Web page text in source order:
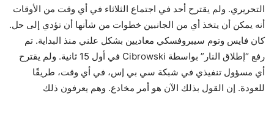
التحريري. ولم يقترح أحد في اجتماع الثلاثاء في أي وقت من الأوقات
أنه يمكن أن يتخذ أي من الجانبين خطوات من شأنها أن تؤدي إلى حل.
كان فايس وتوم سيبروفسكي معاديين بشكل علني منذ البداية. تم
رفع “إطلاق النار” بواسطة Cibrowski في أول 15 ثانية. ولم يقترح
أي مسؤول تنفيذي في شبكة سي بي إس، في أي وقت، طريقًا
للعودة. إن القول بذلك الآن هو أمر مخادع. وهم يعرفون ذلك